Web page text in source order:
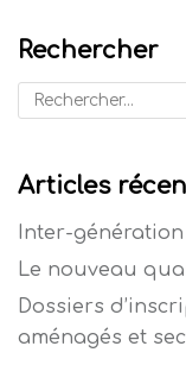
Rechercher
Articles
Inter-
Le nouveau
Dossiers
aménagés et